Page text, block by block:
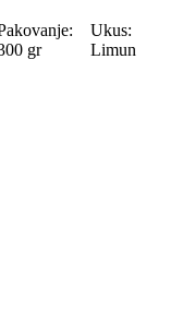
gr
Ukus:
Limun